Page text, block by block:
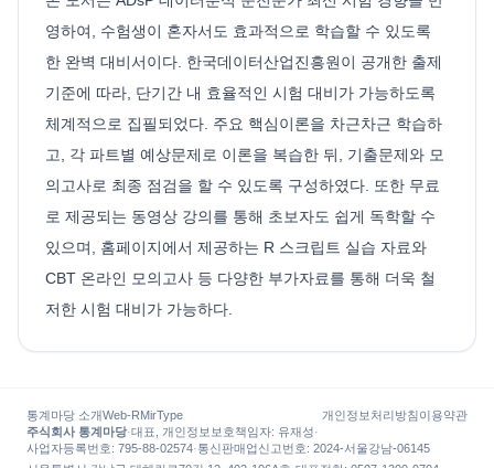
영하여, 수험생이 혼자서도 효과적으로 학습할 수 있도록
한 완벽 대비서이다. 한국데이터산업진흥원이 공개한 출제
기준에 따라, 단기간 내 효율적인 시험 대비가 가능하도록
체계적으로 집필되었다. 주요 핵심이론을 차근차근 학습하
고, 각 파트별 예상문제로 이론을 복습한 뒤, 기출문제와 모
의고사로 최종 점검을 할 수 있도록 구성하였다. 또한 무료
로 제공되는 동영상 강의를 통해 초보자도 쉽게 독학할 수
있으며, 홈페이지에서 제공하는 R 스크립트 실습 자료와
CBT 온라인 모의고사 등 다양한 부가자료를 통해 더욱 철
저한 시험 대비가 가능하다.
통계마당 소개Web-RMirType 개인정보처리방침이용약관
주식회사 통계마당·대표, 개인정보보호책임자: 유재성·
사업자등록번호: 795-88-02574·통신판매업신고번호: 2024-서울강남-06145